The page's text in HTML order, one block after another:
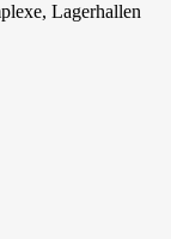
Lagerhallen